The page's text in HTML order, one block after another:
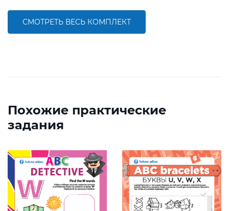
СМОТРЕТЬ ВЕСЬ КОМПЛЕКТ
Похожие практические
задания